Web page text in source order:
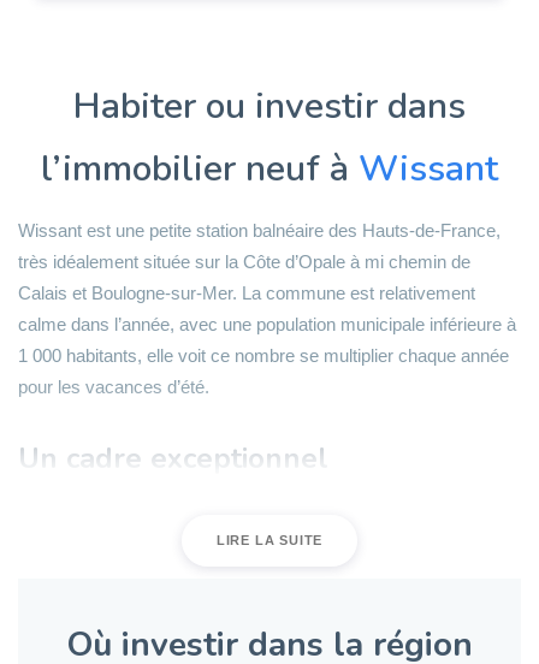
Habiter ou investir dans
l’immobilier neuf à Wissant
Wissant est une petite station balnéaire des Hauts-de-France,
très idéalement située sur la Côte d’Opale à mi chemin de
Calais et Boulogne-sur-Mer. La commune est relativement
calme dans l’année, avec une population municipale inférieure à
1 000 habitants, elle voit ce nombre se multiplier chaque année
pour les vacances d’été.
Un cadre exceptionnel
particulièrement idyllique tout au long de l’année. Tout comme la
sur près d’1km de large à marée basse. Souvent battu par les
LIRE LA SUITE
Où investir dans la région